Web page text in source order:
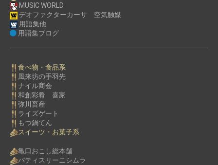
MUSIC WORLD
デオファクターカーサ 空気触媒
用語集他
用語集ブログ
食べ物・食品系
風来坊の手羽先
ナイル商会
和創彩肴 喜家
弥川畜産
ライズゲート
もつ鍋てん
スイーツ・お菓子系
亀口おこし総本舗
パティスリーニシムラ